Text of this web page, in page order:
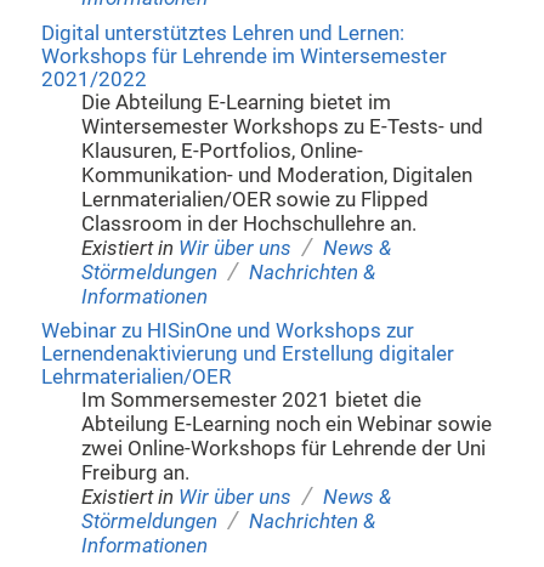
Digital unterstütztes Lehren und Lernen:
Workshops für Lehrende im Wintersemester
2021/2022
Die Abteilung E-Learning bietet im
Wintersemester Workshops zu E-Tests- und
Klausuren, E-Portfolios, Online-
Kommunikation- und Moderation, Digitalen
Lernmaterialien/OER sowie zu Flipped
Classroom in der Hochschullehre an.
Existiert in Wir über uns / News &
Störmeldungen / Nachrichten &
Informationen
Webinar zu HISinOne und Workshops zur
Lernendenaktivierung und Erstellung digitaler
Lehrmaterialien/OER
Im Sommersemester 2021 bietet die
Abteilung E-Learning noch ein Webinar sowie
zwei Online-Workshops für Lehrende der Uni
Freiburg an.
Existiert in Wir über uns / News &
Störmeldungen / Nachrichten &
Informationen